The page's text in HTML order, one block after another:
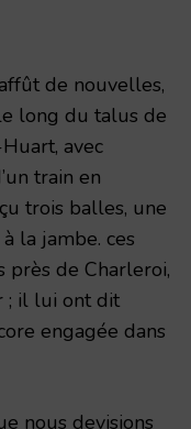
de nouvelles,
long du talus de
avec
train en
trois balles, une
la jambe. ces
près de Charleroi,
; il lui ont dit
engagée dans
nous devisions